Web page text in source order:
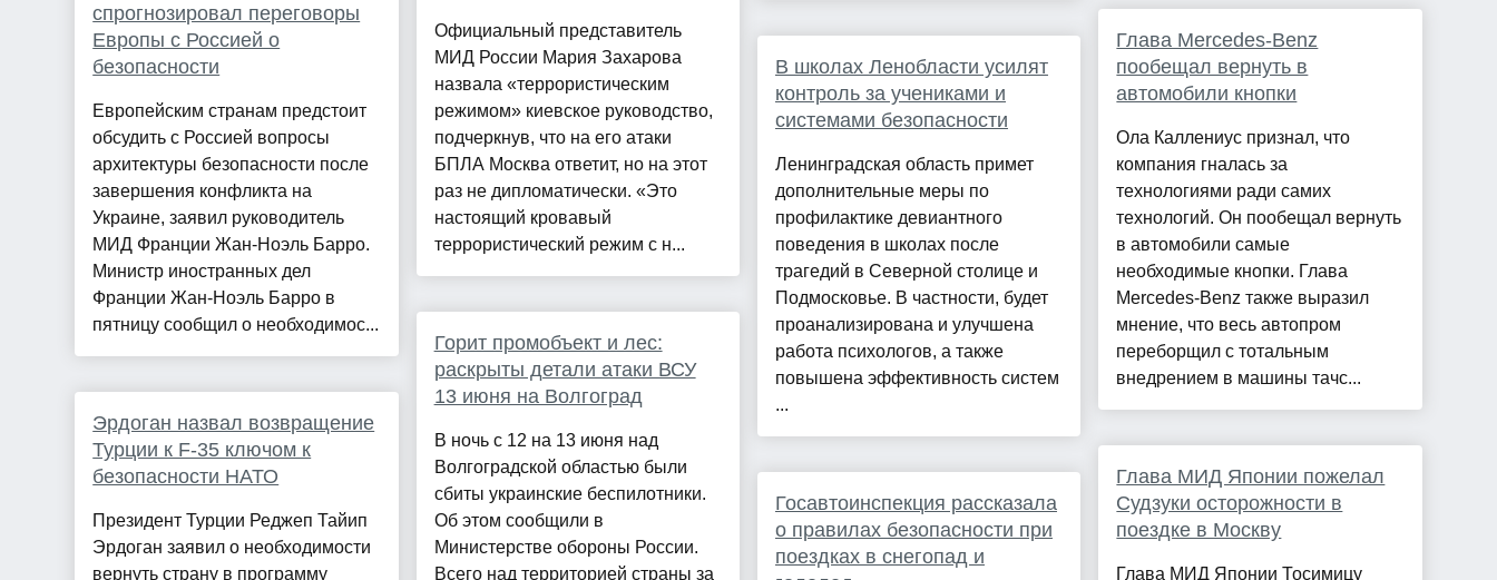
спрогнозировал переговоры
Европы с Россией о
безопасности
Европейским странам предстоит
обсудить с Россией вопросы
архитектуры безопасности после
завершения конфликта на
Украине, заявил руководитель
МИД Франции Жан-Ноэль Барро.
Министр иностранных дел
Франции Жан-Ноэль Барро в
пятницу сообщил о необходимос...
Эрдоган назвал возвращение
Турции к F-35 ключом к
безопасности НАТО
Президент Турции Реджеп Тайип
Эрдоган заявил о необходимости
вернуть страну в программу
Официальный представитель
МИД России Мария Захарова
назвала «террористическим
режимом» киевское руководство,
подчеркнув, что на его атаки
БПЛА Москва ответит, но на этот
раз не дипломатически. «Это
настоящий кровавый
террористический режим с н...
Горит промобъект и лес:
раскрыты детали атаки ВСУ
13 июня на Волгоград
В ночь с 12 на 13 июня над
Волгоградской областью были
сбиты украинские беспилотники.
Об этом сообщили в
Министерстве обороны России.
Всего над территорией страны за
В школах Ленобласти усилят
контроль за учениками и
системами безопасности
Ленинградская область примет
дополнительные меры по
профилактике девиантного
поведения в школах после
трагедий в Северной столице и
Подмосковье. В частности, будет
проанализирована и улучшена
работа психологов, а также
повышена эффективность систем
...
Госавтоинспекция рассказала
о правилах безопасности при
поездках в снегопад и
Глава Mercedes-Benz
пообещал вернуть в
автомобили кнопки
Ола Каллениус признал, что
компания гналась за
технологиями ради самих
технологий. Он пообещал вернуть
в автомобили самые
необходимые кнопки. Глава
Mercedes-Benz также выразил
мнение, что весь автопром
переборщил с тотальным
внедрением в машины тачс...
Глава МИД Японии пожелал
Судзуки осторожности в
поездке в Москву
Глава МИД Японии Тосимицу